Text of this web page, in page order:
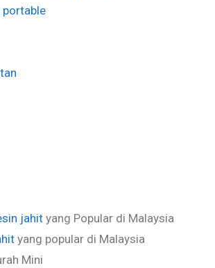
portable
jahit yang Popular di Malaysia
yang popular di Malaysia
Mini